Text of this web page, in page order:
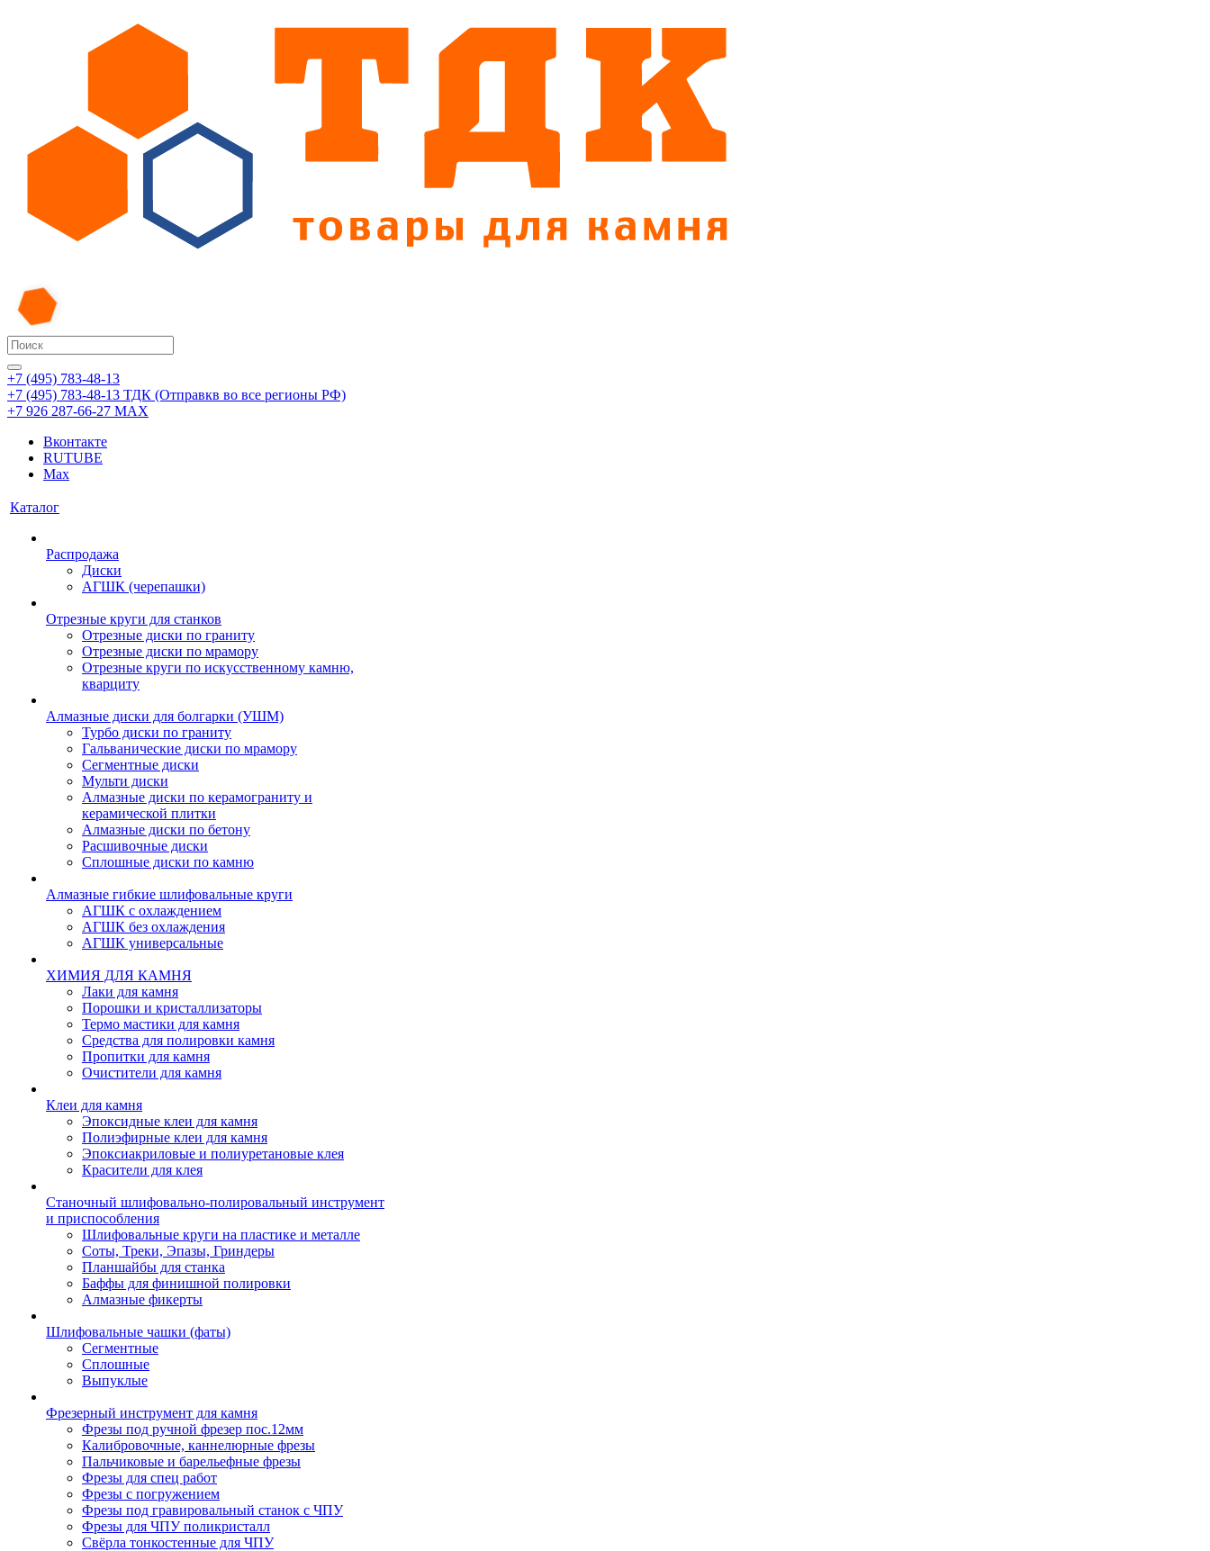
+7 (495) 783-48-13
+7 (495) 783-48-13 ТДК (Отправкв во все регионы РФ)
+7 926 287-66-27 МАХ
Вконтакте
RUTUBE
Max
Каталог
Распродажа
Диски
АГШК (черепашки)
Отрезные круги для станков
Отрезные диски по граниту
Отрезные диски по мрамору
Отрезные круги по искусственному камню,
кварциту
Алмазные диски для болгарки (УШМ)
Турбо диски по граниту
Гальванические диски по мрамору
Сегментные диски
Мульти диски
Алмазные диски по керамограниту и
керамической плитки
Алмазные диски по бетону
Расшивочные диски
Сплошные диски по камню
Алмазные гибкие шлифовальные круги
АГШК с охлаждением
АГШК без охлаждения
АГШК универсальные
ХИМИЯ ДЛЯ КАМНЯ
Лаки для камня
Порошки и кристаллизаторы
Термо мастики для камня
Средства для полировки камня
Пропитки для камня
Очистители для камня
Клеи для камня
Эпоксидные клеи для камня
Полиэфирные клеи для камня
Эпоксиакриловые и полиуретановые клея
Красители для клея
Станочный шлифовально-полировальный инструмент
и приспособления
Шлифовальные круги на пластике и металле
Соты, Треки, Эпазы, Гриндеры
Планшайбы для станка
Баффы для финишной полировки
Алмазные фикерты
Шлифовальные чашки (фаты)
Сегментные
Сплошные
Выпуклые
Фрезерный инструмент для камня
Фрезы под ручной фрезер пос.12мм
Калибровочные, каннелюрные фрезы
Пальчиковые и барельефные фрезы
Фрезы для спец работ
Фрезы с погружением
Фрезы под гравировальный станок с ЧПУ
Фрезы для ЧПУ поликристалл
Свёрла тонкостенные для ЧПУ